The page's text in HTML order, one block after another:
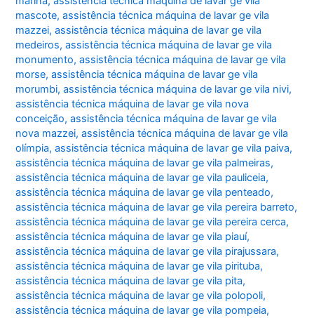
mascote,assistência técnica máquina de lavar ge vila
mazzei,assistência técnica máquina de lavar ge vila
medeiros,assistência técnica máquina de lavar ge vila
monumento,assistência técnica máquina de lavar ge vila
morse,assistência técnica máquina de lavar ge vila
morumbi,assistência técnica máquina de lavar ge vila nivi,
assistência técnica máquina de lavar ge vila nova
conceição,assistência técnica máquina de lavar ge vila
nova mazzei,assistência técnica máquina de lavar ge vila
olímpia,assistência técnica máquina de lavar ge vila paiva,
assistência técnica máquina de lavar ge vila palmeiras,
assistência técnica máquina de lavar ge vila pauliceia,
assistência técnica máquina de lavar ge vila penteado,
assistência técnica máquina de lavar ge vila pereira barreto,
assistência técnica máquina de lavar ge vila pereira cerca,
assistência técnica máquina de lavar ge vila piauí,
assistência técnica máquina de lavar ge vila pirajussara,
assistência técnica máquina de lavar ge vila pirituba,
assistência técnica máquina de lavar ge vila pita,
assistência técnica máquina de lavar ge vila polopoli,
assistência técnica máquina de lavar ge vila pompeia,